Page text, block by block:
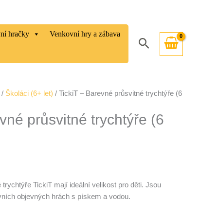
hračky Venkovní hry a zábava
Hledat
/ Školáci (6+ let) / TickiT – Barevné průsvitné trychtýře (6
průsvitné trychtýře (6
trychtýře TickiT mají ideální velikost pro děti. Jsou
objevných hrách s pískem a vodou.